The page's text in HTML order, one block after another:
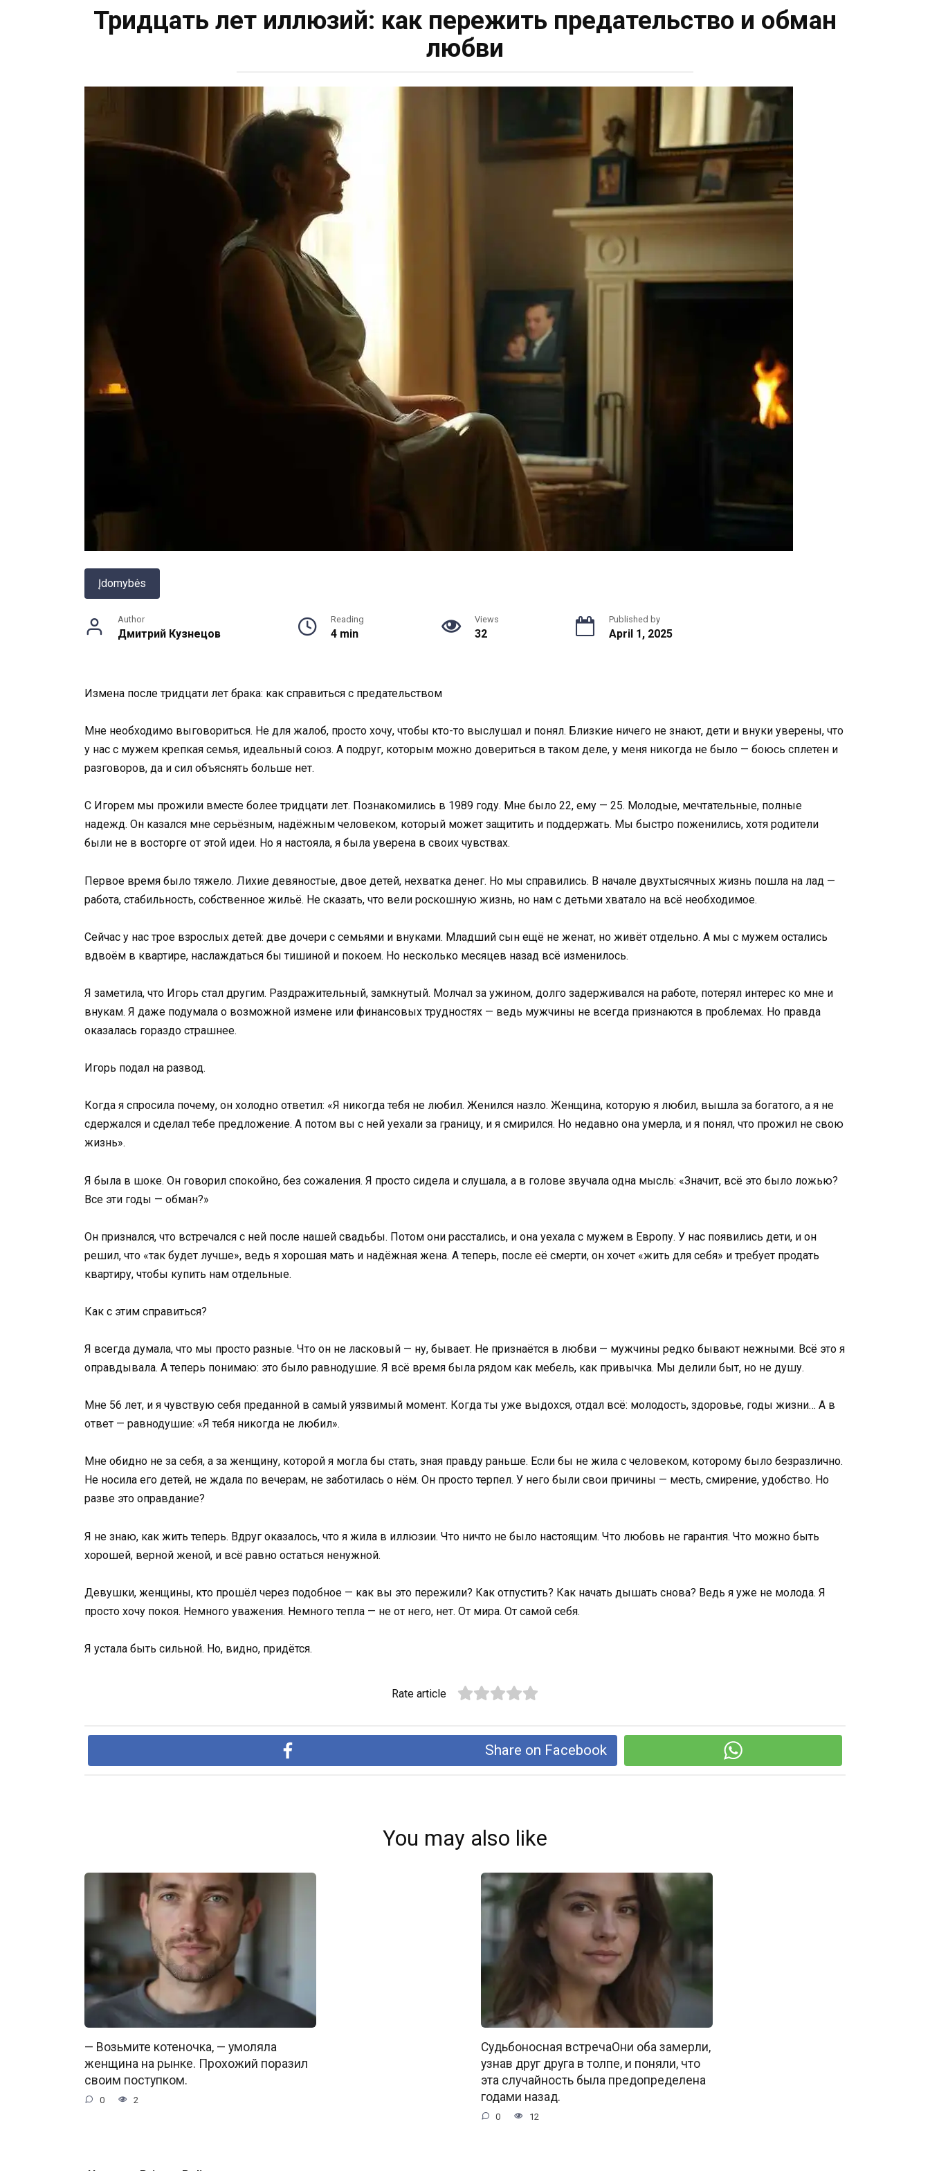
Тридцать лет иллюзий: как пережить предательство и обман
любви
Įdomybės
Author
Дмитрий Кузнецов
Reading
4 min
Views
32
Published by
April 1, 2025
Измена после тридцати лет брака: как справиться с предательством
Мне необходимо выговориться. Не для жалоб, просто хочу, чтобы кто-то выслушал и понял. Близкие ничего не знают, дети и внуки уверены, что
у нас с мужем крепкая семья, идеальный союз. А подруг, которым можно довериться в таком деле, у меня никогда не было — боюсь сплетен и
разговоров, да и сил объяснять больше нет.
С Игорем мы прожили вместе более тридцати лет. Познакомились в 1989 году. Мне было 22, ему — 25. Молодые, мечтательные, полные
надежд. Он казался мне серьёзным, надёжным человеком, который может защитить и поддержать. Мы быстро поженились, хотя родители
были не в восторге от этой идеи. Но я настояла, я была уверена в своих чувствах.
Первое время было тяжело. Лихие девяностые, двое детей, нехватка денег. Но мы справились. В начале двухтысячных жизнь пошла на лад —
работа, стабильность, собственное жильё. Не сказать, что вели роскошную жизнь, но нам с детьми хватало на всё необходимое.
Сейчас у нас трое взрослых детей: две дочери с семьями и внуками. Младший сын ещё не женат, но живёт отдельно. А мы с мужем остались
вдвоём в квартире, наслаждаться бы тишиной и покоем. Но несколько месяцев назад всё изменилось.
Я заметила, что Игорь стал другим. Раздражительный, замкнутый. Молчал за ужином, долго задерживался на работе, потерял интерес ко мне и
внукам. Я даже подумала о возможной измене или финансовых трудностях — ведь мужчины не всегда признаются в проблемах. Но правда
оказалась гораздо страшнее.
Игорь подал на развод.
Когда я спросила почему, он холодно ответил: «Я никогда тебя не любил. Женился назло. Женщина, которую я любил, вышла за богатого, а я не
сдержался и сделал тебе предложение. А потом вы с ней уехали за границу, и я смирился. Но недавно она умерла, и я понял, что прожил не свою
жизнь».
Я была в шоке. Он говорил спокойно, без сожаления. Я просто сидела и слушала, а в голове звучала одна мысль: «Значит, всё это было ложью?
Все эти годы — обман?»
Он признался, что встречался с ней после нашей свадьбы. Потом они расстались, и она уехала с мужем в Европу. У нас появились дети, и он
решил, что «так будет лучше», ведь я хорошая мать и надёжная жена. А теперь, после её смерти, он хочет «жить для себя» и требует продать
квартиру, чтобы купить нам отдельные.
Как с этим справиться?
Я всегда думала, что мы просто разные. Что он не ласковый — ну, бывает. Не признаётся в любви — мужчины редко бывают нежными. Всё это я
оправдывала. А теперь понимаю: это было равнодушие. Я всё время была рядом как мебель, как привычка. Мы делили быт, но не душу.
Мне 56 лет, и я чувствую себя преданной в самый уязвимый момент. Когда ты уже выдохся, отдал всё: молодость, здоровье, годы жизни… А в
ответ — равнодушие: «Я тебя никогда не любил».
Мне обидно не за себя, а за женщину, которой я могла бы стать, зная правду раньше. Если бы не жила с человеком, которому было безразлично.
Не носила его детей, не ждала по вечерам, не заботилась о нём. Он просто терпел. У него были свои причины — месть, смирение, удобство. Но
разве это оправдание?
Я не знаю, как жить теперь. Вдруг оказалось, что я жила в иллюзии. Что ничто не было настоящим. Что любовь не гарантия. Что можно быть
хорошей, верной женой, и всё равно остаться ненужной.
Девушки, женщины, кто прошёл через подобное — как вы это пережили? Как отпустить? Как начать дышать снова? Ведь я уже не молода. Я
просто хочу покоя. Немного уважения. Немного тепла — не от него, нет. От мира. От самой себя.
Я устала быть сильной. Но, видно, придётся.
Rate article
Share on Facebook
You may also like
— Возьмите котеночка, — умоляла
женщина на рынке. Прохожий поразил
своим поступком.
0 2
Судьбоносная встречаОни оба замерли,
узнав друг друга в толпе, и поняли, что
эта случайность была предопределена
годами назад.
0 12